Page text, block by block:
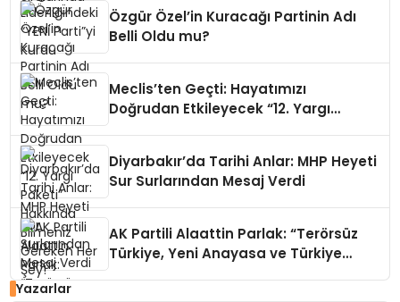
Özgür Özel’in Kuracağı Partinin Adı
Belli Oldu mu?
Meclis’ten Geçti: Hayatımızı
Doğrudan Etkileyecek “12. Yargı
Diyarbakır’da Tarihi Anlar: MHP Heyeti
Sur Surlarından Mesaj Verdi
AK Partili Alaattin Parlak: “Terörsüz
Türkiye, Yeni Anayasa ve Türkiye
Yazarlar